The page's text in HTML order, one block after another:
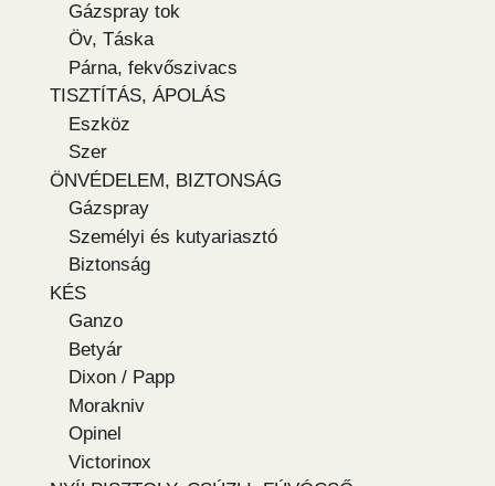
Gázspray tok
Öv, Táska
Párna, fekvőszivacs
TISZTÍTÁS, ÁPOLÁS
Eszköz
Szer
ÖNVÉDELEM, BIZTONSÁG
Gázspray
Személyi és kutyariasztó
Biztonság
KÉS
Ganzo
Betyár
Dixon / Papp
Morakniv
Opinel
Victorinox